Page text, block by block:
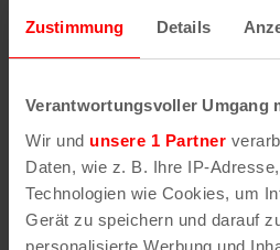
Zustimmung Details
Verantwortungsvoller Umgang
Wir und unsere 1 Partner
Daten, wie z. B. Ihre IP-
Technologien wie Cookies, um
Gerät zu speichern und darauf
personalisierte Werbung und
Verkehrskameras
So sieht es jetzt auf